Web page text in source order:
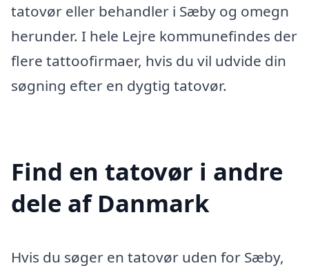
tatovør eller behandler i Sæby og omegn
herunder. I hele Lejre kommunefindes der
flere tattoofirmaer, hvis du vil udvide din
søgning efter en dygtig tatovør.
Find en tatovør i andre
dele af Danmark
Hvis du søger en tatovør uden for Sæby,